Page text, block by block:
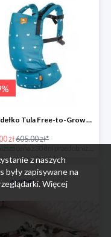
%
Nosidełko Tula Free-to-Grow Playdate Tula
zł605.00 zł*
z naszych
były zapisywane na
Więcej